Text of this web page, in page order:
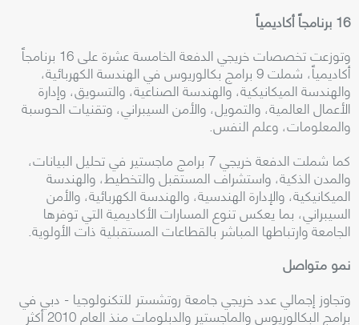
16 برنامجاً أكاديمياً
وتوزعت تخصصات خريجي الدفعة الخامسة عشرة على 16 برنامجاً
أكاديمياً، شملت 9 برامج بكالوريوس في الهندسة الكهربائية،
والهندسة الميكانيكية، والهندسة الصناعية، والتسويق، وإدارة
الأعمال العالمية، والتمويل، والأمن السيبراني، وتقنيات الحوسبة
والمعلومات، وعلم النفس.
كما شملت الدفعة خريجي 7 برامج ماجستير في تحليل البيانات،
والمدن الذكية، واستشراف المستقبل والتخطيط، والهندسة
الميكانيكية، والإدارة الهندسية، والهندسة الكهربائية، والأمن
السيبراني، بما يعكس تنوع المسارات الأكاديمية التي توفرها
الجامعة وارتباطها المباشر بالقطاعات المستقبلية ذات الأولوية.
نمو متواصل
وتجاوز إجمالي عدد خريجي جامعة روتشستر للتكنولوجيا - دبي في
برامج البكالوريوس والماجستير والدبلومات منذ العام 2010 أكثر